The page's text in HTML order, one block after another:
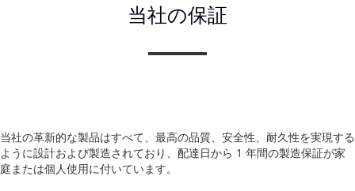
当社の保証
当社の革新的な製品はすべて、最高の品質、安全性、耐久性を実現する
ように設計および製造されており、配達日から 1 年間の製造保証が家
庭または個人使用に付いています。